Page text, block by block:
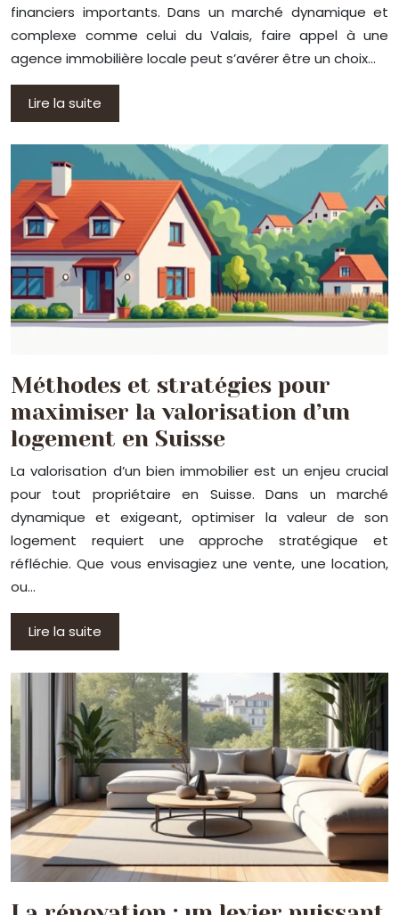
financiers importants. Dans un marché dynamique et
complexe comme celui du Valais, faire appel à une
agence immobilière locale peut s’avérer être un choix…
Lire la suite
Méthodes et stratégies pour
maximiser la valorisation d’un
logement en Suisse
La valorisation d’un bien immobilier est un enjeu crucial
pour tout propriétaire en Suisse. Dans un marché
dynamique et exigeant, optimiser la valeur de son
logement requiert une approche stratégique et
réfléchie. Que vous envisagiez une vente, une location,
ou…
Lire la suite